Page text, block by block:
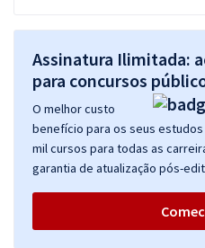
Assinatura Ilimitada:
para concursos
O melhor custo
benefício para os seus estudos
mil cursos para todas as
garantia de atualização pós-